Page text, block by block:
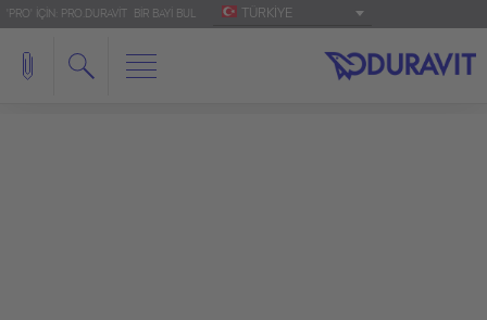
'PRO' IÇIN: PRO.DURAVIT BIR BAYI BUL TÜRKIYE